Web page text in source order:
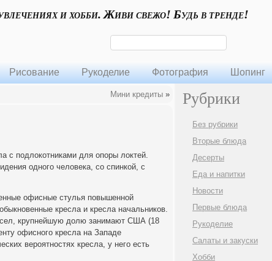
и хобби. Живи свежо! Будь в тренде!
Рисование Рукоделие Фотография Шопинг
Мини кредиты »
с подлокотниками для опоры локтей.
одного человека, со спинкой, с
офисные стулья повышенной
кресла и кресла начальников.
крупнейшую долю занимают США (18
офисного кресла на Западе
вероятностях кресла, у него есть
Рубрики
Без рубрики
Вторые блюда
Десерты
Еда и напитки
Новости
Первые блюда
Рукоделие
Салаты и закуски
Хобби